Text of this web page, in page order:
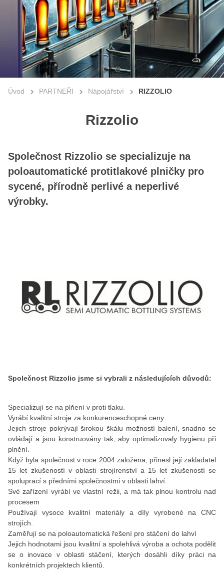
Úvod PARTNEŘI Nápojářství RIZZOLIO
Rizzolio
Společnost Rizzolio se specializuje na
poloautomatické protitlakové plničky pro
sycené, přírodně perlivé a neperlivé
výrobky.
Společnost Rizzolio jsme si vybrali z následujících důvodů:
Specializují se na plňení v proti tlaku.
Vyrábí kvalitní stroje za konkurenceschopné ceny
Jejich stroje pokrývají širokou škálu možností balení, snadno se
ovládají a jsou konstruovány tak, aby optimalizovaly hygienu při
plnění.
Když byla společnost v roce 2004 založena, přinesl její zakladatel
15 let zkušeností v oblasti strojírenství a 15 let zkušeností se
spoluprací s předními společnostmi v oblasti lahví.
Své zařízení vyrábí ve vlastní režii, a má tak plnou kontrolu nad
procesem
Používají vysoce kvalitní materiály a díly vyrobené na CNC
strojích.
Zaměřují se na poloautomatická řešení pro stáčení do lahví
Jejich hodnotami jsou kvalitní a spolehlivá výroba a ochota podělit
se o inovace v oblasti stáčení, kterých dosáhli díky práci na
konkrétních projektech klientů.